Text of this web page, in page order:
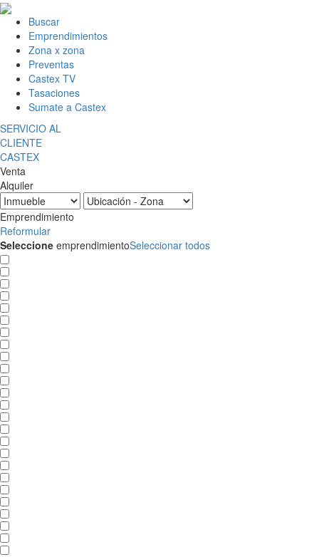
Buscar
Emprendimientos
Zona x zona
Preventas
Castex TV
Tasaciones
Sumate a Castex
SERVICIO AL
CLIENTE
CASTEX
Venta
Alquiler
Emprendimiento
Reformular
Seleccione emprendimientoSeleccionar todos